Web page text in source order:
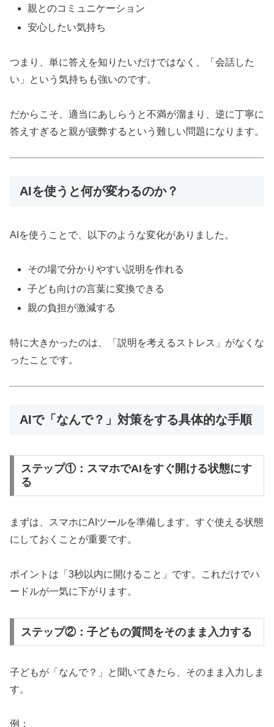
親とのコミュニケーション
安心したい気持ち
つまり、単に答えを知りたいだけではなく、「会話した
い」という気持ちも強いのです。
だからこそ、適当にあしらうと不満が溜まり、逆に丁寧に
答えすぎると親が疲弊するという難しい問題になります。
AIを使うと何が変わるのか？
AIを使うことで、以下のような変化がありました。
その場で分かりやすい説明を作れる
子ども向けの言葉に変換できる
親の負担が激減する
特に大きかったのは、「説明を考えるストレス」がなくな
ったことです。
AIで「なんで？」対策をする具体的な手順
ステップ①：スマホでAIをすぐ開ける状態にす
る
まずは、スマホにAIツールを準備します。すぐ使える状態
にしておくことが重要です。
ポイントは「3秒以内に開けること」です。これだけでハ
ードルが一気に下がります。
ステップ②：子どもの質問をそのまま入力する
子どもが「なんで？」と聞いてきたら、そのまま入力しま
す。
例：